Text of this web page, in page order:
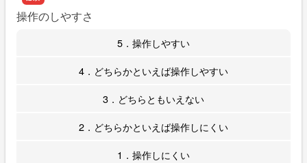
操作のしやすさ
5．操作しやすい
4．どちらかといえば操作しやすい
3．どちらともいえない
2．どちらかといえば操作しにくい
1．操作しにくい